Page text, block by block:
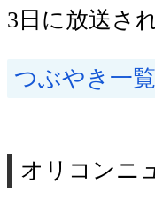
3日に放送さ
つぶやき一
オリコンニ